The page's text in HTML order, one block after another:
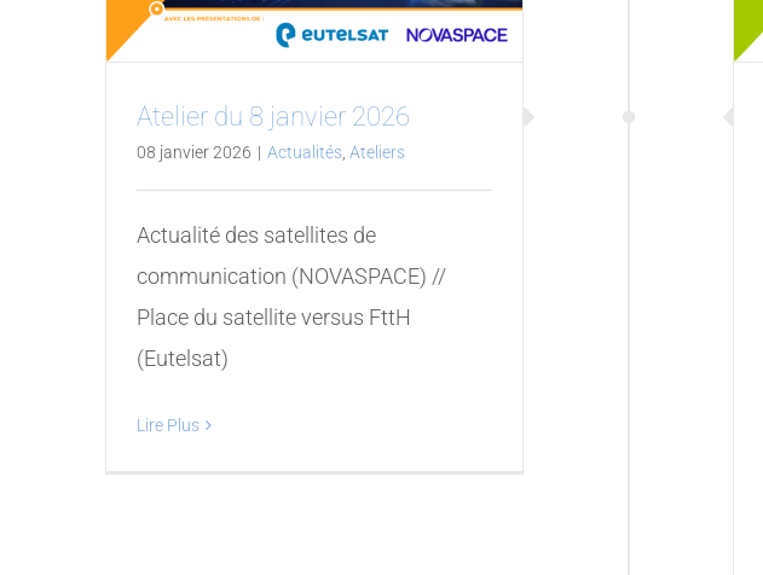
Atelier du 8 janvier 2026
08 janvier 2026 | Actualités, Ateliers
Actualité des satellites de
communication (NOVASPACE) //
Place du satellite versus FttH
(Eutelsat)
Lire Plus